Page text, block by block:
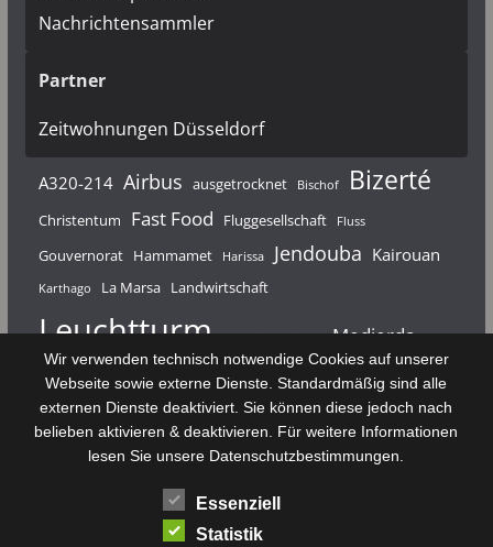
Nachrichtensammler
Partner
Zeitwohnungen Düsseldorf
A320-214 Airbus ausgetrocknet Bischof Bizerté
Christentum Fast Food Fluggesellschaft Fluss
Gouvernorat Hammamet Harissa Jendouba Kairouan
Karthago La Marsa Landwirtschaft
Leuchtturm Mahdia Majerda Medjerda
Monastir Médenine Nabeul Nouvelair Punier
Rundfunk Römer Salzsee Sebkha
Sfax Sidi Bou Said Souk El Arba Sousse
Stadt Tabarka Telekommunikation
Wir verwenden technisch notwendige Cookies auf unserer
Webseite sowie externe Dienste. Standardmäßig sind alle
externen Dienste deaktiviert. Sie können diese jedoch nach
belieben aktivieren & deaktivieren. Für weitere Informationen
lesen Sie unsere Datenschutzbestimmungen.
Essenziell
Statistik